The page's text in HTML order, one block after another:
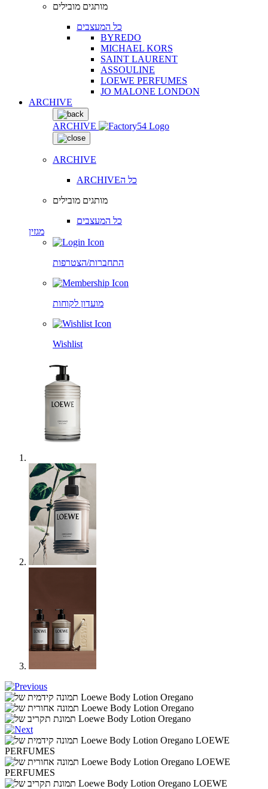
מותגים מובילים
כל המעצבים
BYREDO
MICHAEL KORS
SAINT LAURENT
ASSOULINE
LOEWE PERFUMES
JO MALONE LONDON
ARCHIVE
ARCHIVE
ARCHIVE
ARCHIVEכל ה
מותגים מובילים
כל המעצבים
מגזין
התחברות/הצטרפות
מועדון לקוחות
Wishlist